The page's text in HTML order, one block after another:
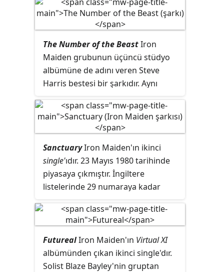
ilk şarkısıdır. Aynı zamanda
albümden çıkan ikinci single'dır.
Single olarak 20 Haziran 1983
tarihinde yayımlanmıştır. İngiltere
listelerinde 12 numaraya kadar
yükselmiştir.
The Number of the BeastIron
Maiden grubunun üçüncü stüdyo
albümüne de adını veren Steve
Harris bestesi bir şarkıdır. Aynı
single'dır. Steve Harris şarkıyı
gördüğü bir kabustan esinlenerek
yazmıştır. Iron Maiden konserlerinin
vazgeçilmez parçalarındandır.
SanctuaryIron Maiden'ın ikinci
single'ıdır. 23 Mayıs 1980 tarihinde
piyasaya çıkmıştır. İngiltere
listelerinde 29 numaraya kadar
albümünün ABD baskısında da yer
alır ancak albümün Avrupa ve
İngiltere baskılarında bulunmaz.
1998 yılında albümün İngiltere'de
yapılan yeni baskısına şarkı
FuturealIron Maiden'ın Virtual XI
albümünden çıkan ikinci single'dır.
Solist Blaze Bayley'nin gruptan